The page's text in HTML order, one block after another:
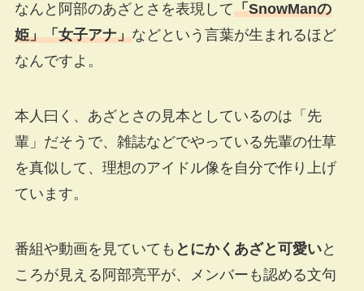
なんと阿部のあざとさを表現して「SnowManの
姫」「女子アナ」などという言葉が生まれるほど
なんですよ。
本人曰く、あざとさの見本としているのは「先
輩」だそうで、雑誌などでやっている先輩の仕草
を真似して、理想のアイドル像を自分で作り上げ
ています。
番組や動画を見ていても とにかくあざと可愛いと
ころが見える阿部亮平が、メンバーも認める文句